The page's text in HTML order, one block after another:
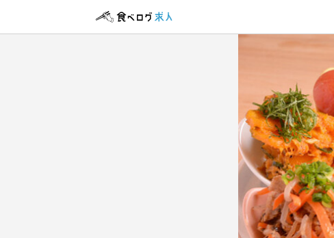
ホールス
ホールスタ
時給1,150円
昇給あり 交通費支給
勤務時間
17:00～23:00（シ